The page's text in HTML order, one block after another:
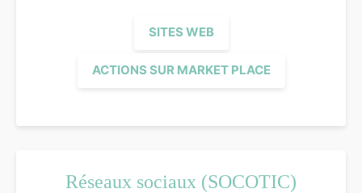
SITES WEB
ACTIONS SUR MARKET PLACE
Réseaux sociaux (SOCOTIC)